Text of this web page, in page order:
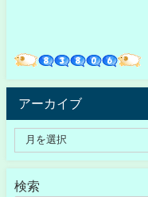
アーカイブ
検索